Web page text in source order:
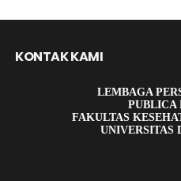
KONTAK KAMI
LEMBAGA
PUBLICA
FAKULTAS
UNIVERSITAS